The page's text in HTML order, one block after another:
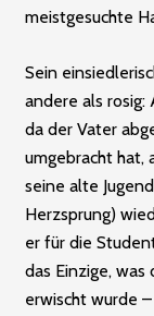
meistgesuchte
Sein
andere als rosig:
da der Vater
umgebracht hat,
seine alte
Herzsprung)
er für die
das Einzige,
erwischt wurde